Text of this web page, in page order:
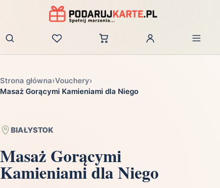
Zaloguj
Strona główna›Vouchery›
Masaż Gorącymi Kamieniami dla Niego
BIAŁYSTOK
Masaż Gorącymi
Kamieniami dla Niego